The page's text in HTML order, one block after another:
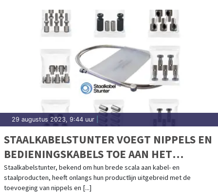
29 augustus 2023, 9:44 uur
STAALKABELSTUNTER VOEGT NIPPELS EN
BEDIENINGSKABELS TOE AAN HET
ASSORTIMENT
Staalkabelstunter, bekend om hun brede scala aan kabel- en
staalproducten, heeft onlangs hun productlijn uitgebreid met de
toevoeging van nippels en [...]